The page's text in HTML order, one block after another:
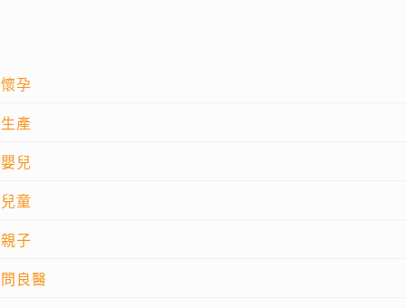
懷孕
生產
嬰兒
兒童
親子
問良醫